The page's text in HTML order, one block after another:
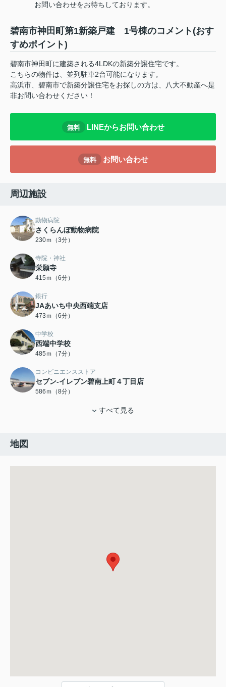
お問い合わせをお待ちしております。
碧南市神田町第1新築戸建 1号棟のコメント(おす
すめポイント)
碧南市神田町に建築される4LDKの新築分譲住宅です。
こちらの物件は、並列駐車2台可能になります。
高浜市、碧南市で新築分譲住宅をお探しの方は、八大不動産へ是
非お問い合わせください！
無料 LINEからお問い合わせ
無料 お問い合わせ
周辺施設
動物病院
さくらんぼ動物病院
230ｍ（3分）
寺院・神社
栄願寺
415ｍ（6分）
銀行
JAあいち中央西端支店
473ｍ（6分）
中学校
西端中学校
485ｍ（7分）
コンビニエンスストア
セブン-イレブン碧南上町４丁目店
586ｍ（8分）
すべて見る
地図